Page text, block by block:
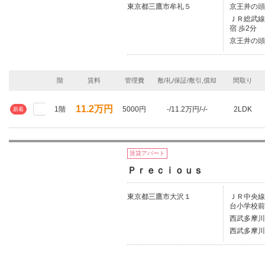
東京都三鷹市牟礼５
京王井の
ＪＲ総武
宿 歩2分
京王井の
階 賃料 管理費 敷/礼/保証/敷引,償却 間取り
新着 1階 11.2万円 5000円 -/11.2万円/-/- 2LDK
賃貸アパート
Ｐｒｅｃｉｏｕｓ
東京都三鷹市大沢１
ＪＲ中央
台小学校
西武多摩
西武多摩